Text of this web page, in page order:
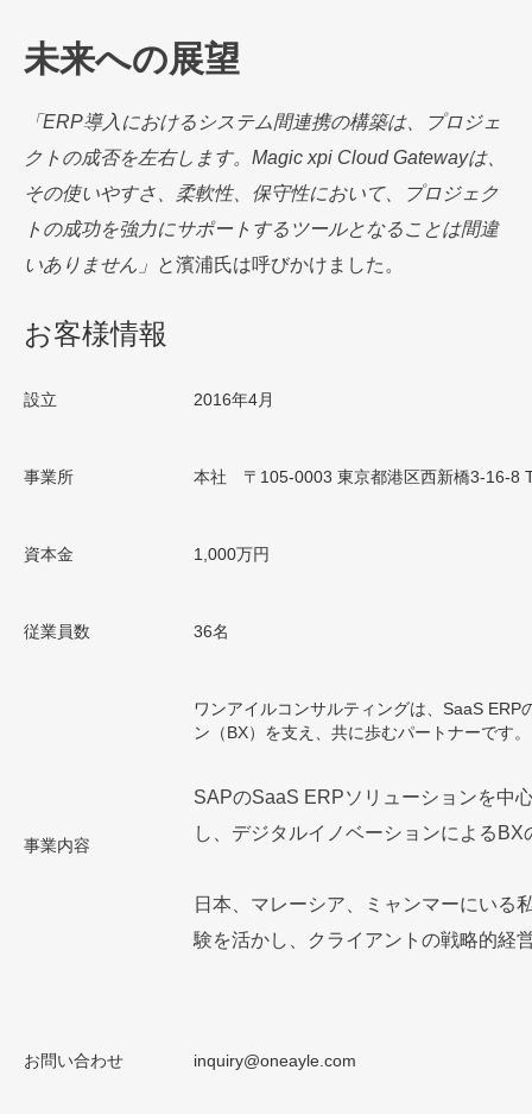
未来への展望
「ERP導入におけるシステム間連携の構築は、プロジェ
クトの成否を左右します。Magic xpi Cloud Gatewayは、
その使いやすさ、柔軟性、保守性において、プロジェク
トの成功を強力にサポートするツールとなることは間違
いありません」 と濱浦氏は呼びかけました。
お客様情報
設立 2016年4月
事業所 本社 〒105-0003 東京都港区西新橋3-16-8
資本金 1,000万円
従業員数 36名
事業内容
ワンアイルコンサルティングは、SaaS
ン（BX）を支え、共に歩むパートナーです。
SAPのSaaS ERPソリューションを中
し、デジタルイノベーションによる
日本、マレーシア、ミャンマーにいる
験を活かし、クライアントの戦略的経
お問い合わせ inquiry@oneayle.com